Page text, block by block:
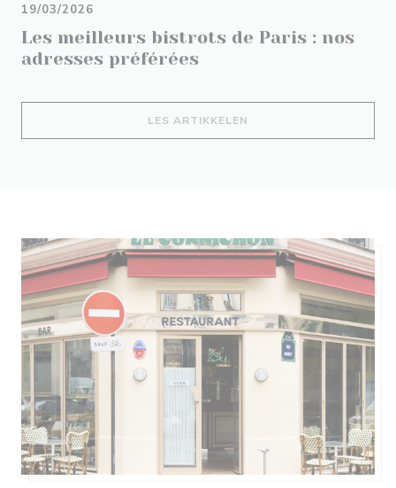
Les meilleurs bistrots de Paris : nos
adresses préférées
19/03/2026
LES ARTIKKELEN